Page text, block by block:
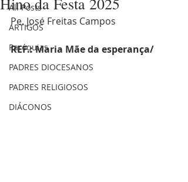
All Posts
ARTIGOS
Paróquias
PADRES DIOCESANOS
PADRES RELIGIOSOS
DIÁCONOS
Pe. José Freitas Campos
REF.: Maria Mãe da esperança/